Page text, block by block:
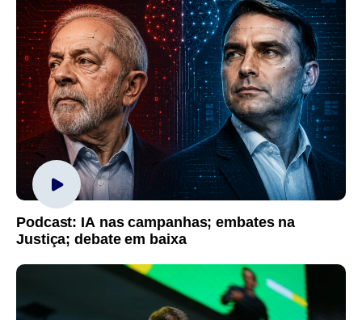
Podcast: IA nas campanhas; embates na
Justiça; debate em baixa